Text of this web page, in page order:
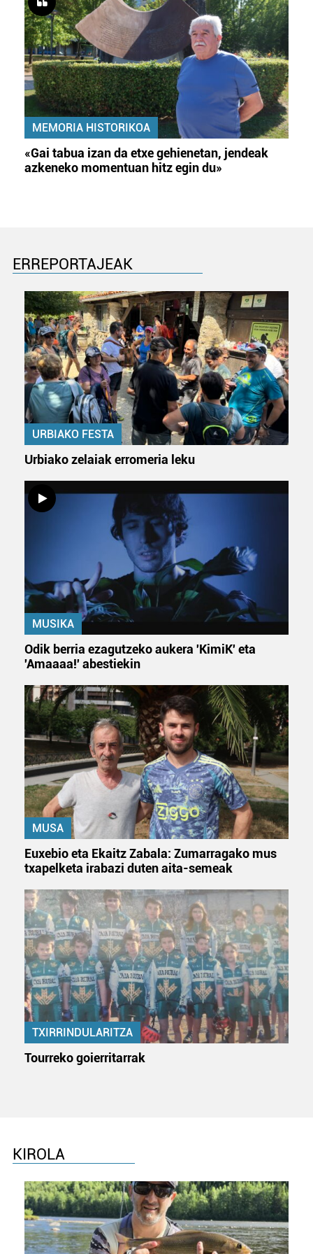
MEMORIA HISTORIKOA
«Gai tabua izan da etxe gehienetan, jendeak
azkeneko momentuan hitz egin du»
ERREPORTAJEAK
URBIAKO FESTA
Urbiako zelaiak erromeria leku
MUSIKA
Odik berria ezagutzeko aukera 'KimiK' eta
'Amaaaa!' abestiekin
MUSA
Euxebio eta Ekaitz Zabala: Zumarragako mus
txapelketa irabazi duten aita-semeak
TXIRRINDULARITZA
Tourreko goierritarrak
KIROLA